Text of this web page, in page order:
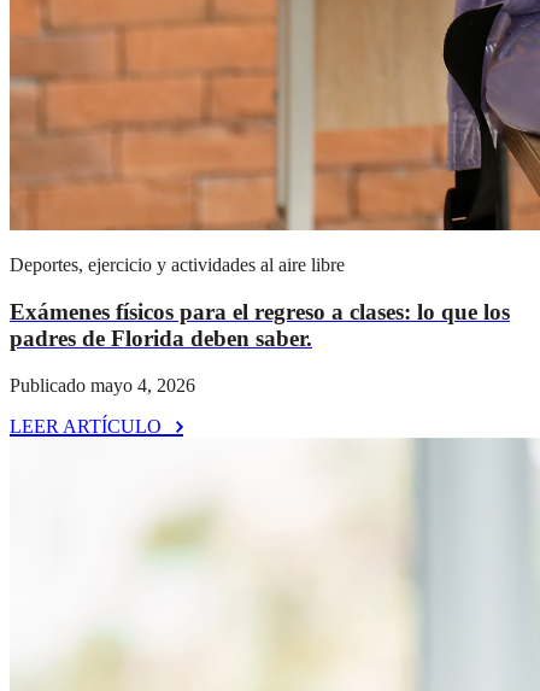
Deportes, ejercicio y actividades al aire libre
Exámenes físicos para el regreso a clases: lo que los
padres de Florida deben saber.
Publicado mayo 4, 2026
LEER ARTÍCULO